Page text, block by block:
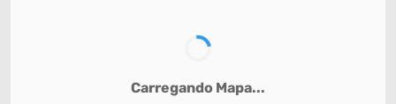
Carregando Mapa...